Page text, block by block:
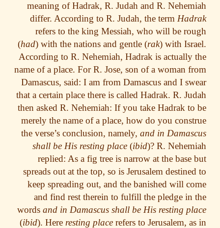
meaning of Hadrak, R. Judah and R.
differ. According to R. Judah, the term
refers to the king Messiah, who will be
(had) with the nations and gentle (rak) with
According to R. Nehemiah, Hadrak is
name of a place. For R. Jose, son of a woman
Damascus, said: I am from Damascus and I
that a certain place there is called Hadrak. R.
then asked R. Nehemiah: If you take Hadrak
merely the name of a place, how do you
the verse’s conclusion, namely, and in
shall be His resting place(ibid)? R.
replied: As a fig tree is narrow at the
spreads out at the top, so is Jerusalem
keep spreading out, and the banished will
and find rest therein to fulfill the pledge
words and in Damascus shall be His resting
(ibid ). Here resting placerefers to Jerusalem,